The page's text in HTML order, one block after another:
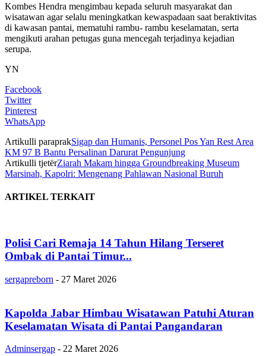
Kombes Hendra mengimbau kepada seluruh masyarakat dan
wisatawan agar selalu meningkatkan kewaspadaan saat beraktivitas
di kawasan pantai, mematuhi rambu- rambu keselamatan, serta
mengikuti arahan petugas guna mencegah terjadinya kejadian
serupa.
YN
Facebook
Twitter
Pinterest
WhatsApp
Artikulli paraprakSigap dan Humanis, Personel Pos Yan Rest Area
KM 97 B Bantu Persalinan Darurat Pengunjung
Artikulli tjetërZiarah Makam hingga Groundbreaking Museum
Marsinah, Kapolri: Mengenang Pahlawan Nasional Buruh
ARTIKEL TERKAIT
Polisi Cari Remaja 14 Tahun Hilang Terseret
Ombak di Pantai Timur...
sergapreborn - 27 Maret 2026
Kapolda Jabar Himbau Wisatawan Patuhi Aturan
Keselamatan Wisata di Pantai Pangandaran
Adminsergap - 22 Maret 2026